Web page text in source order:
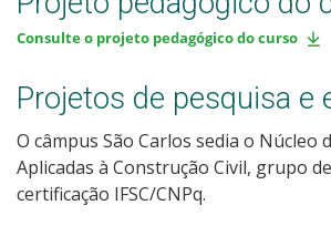
Consulte o projeto pedagógico do curso
Projetos de pesquisa e
O câmpus São Carlos sedia o Núcleo
Aplicadas à Construção Civil, grupo
certificação IFSC/CNPq.